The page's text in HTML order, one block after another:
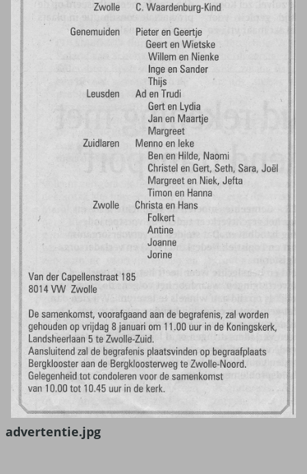
advertentie.jpg